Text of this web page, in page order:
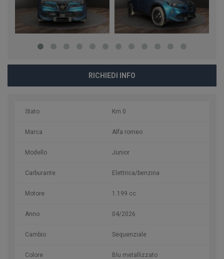
RICHIEDI INFO
Stato Km 0
Marca Alfa romeo
Modello Junior
Carburante Elettrica/benzina
Motore 1.199 cc
Anno 04/2026
Cambio Sequenziale
Colore Blu metallizzato